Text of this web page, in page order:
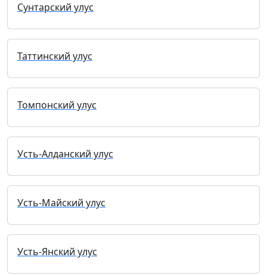
Сунтарский улус
Таттинский улус
Томпонский улус
Усть-Алданский улус
Усть-Майский улус
Усть-Янский улус